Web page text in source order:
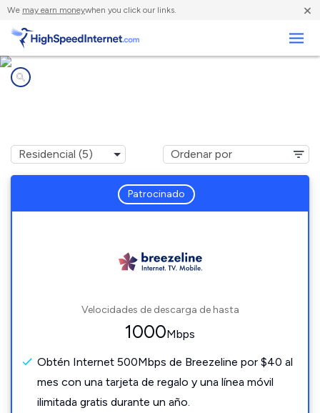
We may earn moneywhen you click our links. ×
Patrocinado
Velocidades de descarga de hasta
1000Mbps
Obtén Internet 500Mbps de Breezeline por $40 al
mes con una tarjeta de regalo y una línea móvil
ilimitada gratis durante un año.